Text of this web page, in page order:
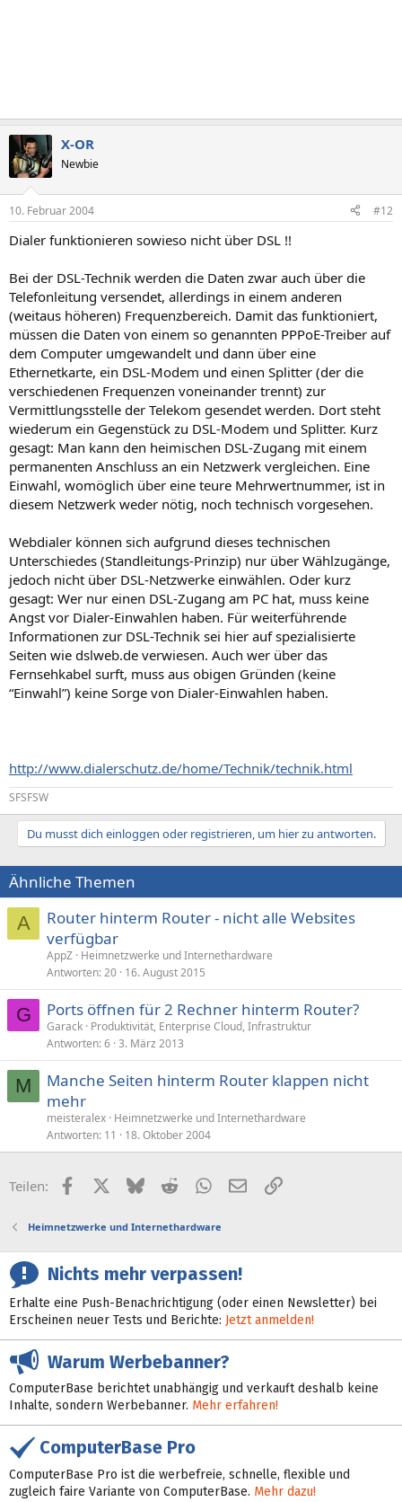
X-OR
Newbie
10. Februar 2004 #12
Dialer funktionieren sowieso nicht über DSL !!
Bei der DSL-Technik werden die Daten zwar auch über die
Telefonleitung versendet, allerdings in einem anderen
(weitaus höheren) Frequenzbereich. Damit das funktioniert,
müssen die Daten von einem so genannten PPPoE-Treiber auf
dem Computer umgewandelt und dann über eine
Ethernetkarte, ein DSL-Modem und einen Splitter (der die
verschiedenen Frequenzen voneinander trennt) zur
Vermittlungsstelle der Telekom gesendet werden. Dort steht
wiederum ein Gegenstück zu DSL-Modem und Splitter. Kurz
gesagt: Man kann den heimischen DSL-Zugang mit einem
permanenten Anschluss an ein Netzwerk vergleichen. Eine
Einwahl, womöglich über eine teure Mehrwertnummer, ist in
diesem Netzwerk weder nötig, noch technisch vorgesehen.
Webdialer können sich aufgrund dieses technischen
Unterschiedes (Standleitungs-Prinzip) nur über Wählzugänge,
jedoch nicht über DSL-Netzwerke einwählen. Oder kurz
gesagt: Wer nur einen DSL-Zugang am PC hat, muss keine
Angst vor Dialer-Einwahlen haben. Für weiterführende
Informationen zur DSL-Technik sei hier auf spezialisierte
Seiten wie dslweb.de verwiesen. Auch wer über das
Fernsehkabel surft, muss aus obigen Gründen (keine
“Einwahl”) keine Sorge von Dialer-Einwahlen haben.
http://www.dialerschutz.de/home/Technik/technik.html
SFSFSW
Du musst dich einloggen oder registrieren, um hier zu antworten.
Ähnliche Themen
A
Router hinterm Router - nicht alle Websites
verfügbar
AppZ Heimnetzwerke und Internethardware
Antworten 20 16. August 2015
G Ports öffnen für 2 Rechner hinterm Router?
Garack Produktivität, Enterprise Cloud, Infrastruktur
Antworten 6 3. März 2013
M
Manche Seiten hinterm Router klappen nicht
mehr
meisteralex Heimnetzwerke und Internethardware
Antworten 11 18. Oktober 2004
Teilen: FacebookX (Twitter)
BlueskyRedditWhatsApp
E-MailLink
Heimnetzwerke und Internethardware
Nichts mehr verpassen!
Erhalte eine Push-Benachrichtigung (oder einen Newsletter) bei
Erscheinen neuer Tests und Berichte: Jetzt anmelden!
Warum Werbebanner?
ComputerBase berichtet unabhängig und verkauft deshalb keine
Inhalte, sondern Werbebanner. Mehr erfahren!
ComputerBase Pro
ComputerBase Pro ist die werbefreie, schnelle, flexible und
zugleich faire Variante von ComputerBase. Mehr dazu!